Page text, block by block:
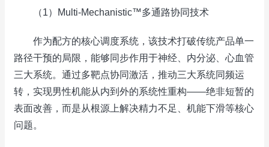
（1）Multi-Mechanistic™多通路协同技术
作为配方的核心调度系统，该技术打破传统产品单一
路径干预的局限，能够同步作用于神经、内分泌、心血管
三大系统。通过多靶点协同激活，推动三大系统同频运
转，实现男性机能从内到外的系统性重构——绝非短暂的
表面改善，而是从根源上解决精力不足、机能下滑等核心
问题。